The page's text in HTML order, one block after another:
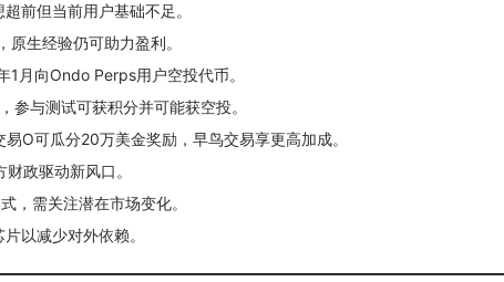
前但当前用户基础不足。
生经验仍可助力盈利。
1月向Ondo Perps用户空投代币。
参与测试可获积分并可能获空投。
O可瓜分20万美金奖励，早鸟交易享更高加成。
政驱动新风口。
，需关注潜在市场变化。
以减少对外依赖。